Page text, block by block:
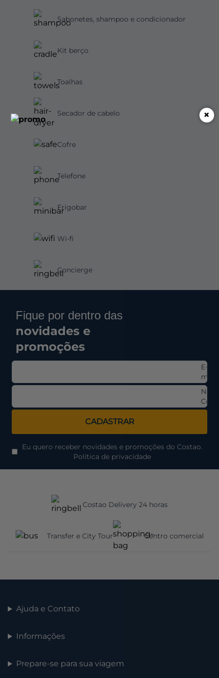
Sabonetes, shampoo e condicionador
Kit berço
Toalhas
Secador de cabelo
Cofre
Telefone
Frigobar
Wi-fi
Concierge
Fique por dentro das
novidades e
promoções
E-
mail
CADASTRAR
Eu quero receber novidades e promoções do Costao.
Política de privacidade
Costao Delivery 24 horas
Transfer e City Tour Centro comercial
Ajuda e Contato
Informações
Prepare-se para sua viagem
×